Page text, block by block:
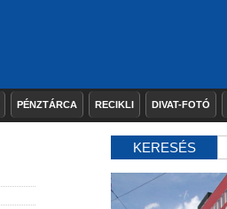
PÉNZTÁRCA RECIKLI DIVAT-FOTÓ
KERESÉS